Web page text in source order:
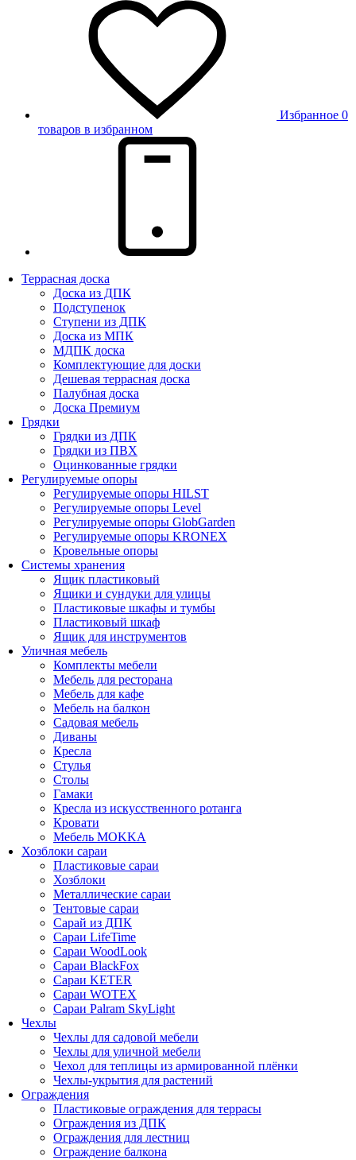
Избранное 0
товаров в избранном
Террасная доска
Доска из ДПК
Подступенок
Ступени из ДПК
Доска из МПК
МДПК доска
Комплектующие для доски
Дешевая террасная доска
Палубная доска
Доска Премиум
Грядки
Грядки из ДПК
Грядки из ПВХ
Оцинкованные грядки
Регулируемые опоры
Регулируемые опоры HILST
Регулируемые опоры Level
Регулируемые опоры GlobGarden
Регулируемые опоры KRONEX
Кровельные опоры
Системы хранения
Ящик пластиковый
Ящики и сундуки для улицы
Пластиковые шкафы и тумбы
Пластиковый шкаф
Ящик для инструментов
Уличная мебель
Комплекты мебели
Мебель для ресторана
Мебель для кафе
Мебель на балкон
Садовая мебель
Диваны
Кресла
Стулья
Столы
Гамаки
Кресла из искусственного ротанга
Кровати
Мебель MOKKA
Хозблоки сараи
Пластиковые сараи
Хозблоки
Металлические сараи
Тентовые сараи
Сарай из ДПК
Cараи LifeTime
Cараи WoodLook
Сараи BlackFox
Сараи KETER
Сараи WOTEX
Сараи Palram SkyLight
Чехлы
Чехлы для садовой мебели
Чехлы для уличной мебели
Чехол для теплицы из армированной плёнки
Чехлы-укрытия для растений
Ограждения
Пластиковые ограждения для террасы
Ограждения из ДПК
Ограждения для лестниц
Ограждение балкона